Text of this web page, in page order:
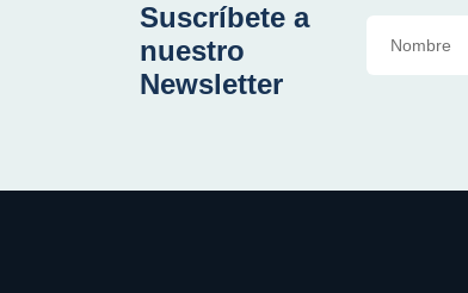
Suscríbete a
nuestro
Newsletter